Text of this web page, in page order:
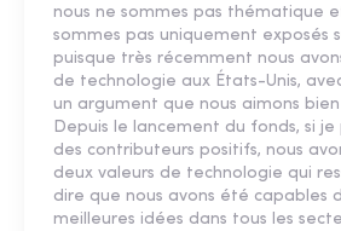
nous ne sommes pas thématique
sommes pas uniquement exposés
puisque très récemment nous
de technologie aux États-Unis,
un argument que nous aimons
Depuis le lancement du fonds, si je
des contributeurs positifs, nous
deux valeurs de technologie qui
dire que nous avons été capables
meilleures idées dans tous les